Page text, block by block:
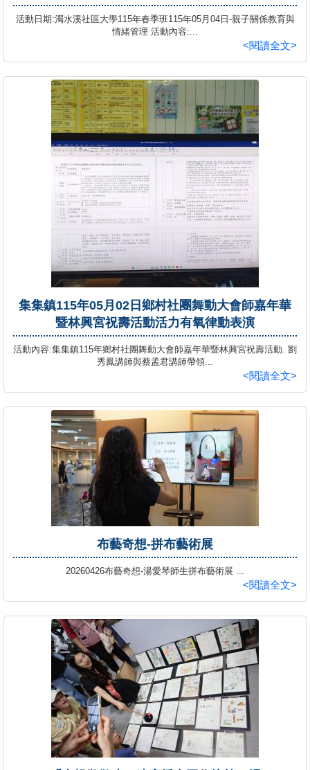
活動日期:濁水溪社區大學115年春季班115年05月04日-親子關係教育與
情緒管理 活動內容:...
<閱讀全文>
集集鎮115年05月02日鄉村社團舞動大會師嘉年華
暨林興宮祝壽活動活力有氧律動表演
活動內容:集集鎮115年鄉村社團舞動大會師嘉年華暨林興宮祝壽活動. 劉
秀鳳講師與蔡孟君講師帶領...
<閱讀全文>
布藝奇想-拼布藝術展
20260426布藝奇想-湯愛琴師生拼布藝術展 ...
<閱讀全文>